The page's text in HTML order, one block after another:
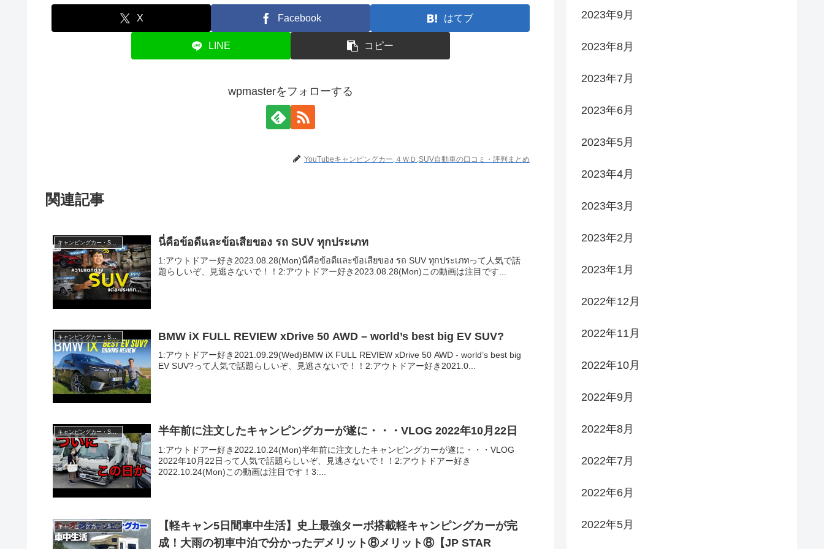
X Facebook はてブ
LINE コピー
wpmasterをフォローする
YouTubeキャンピングカー,４ＷＤ,SUV自動車の口コミ・評判まとめ
関連記事
キャンピングカー・SUV人気車種 นี่คือข้อดีและข้อเสียของ รถ SUV ทุกประเภท
1:アウトドアー好き2023.08.28(Mon)นี่คือข้อดีและข้อเสียของ รถ SUV ทุกประเภทって人気で話
題らしいぞ、見逃さないで！！2:アウトドアー好き2023.08.28(Mon)この動画は注目です...
キャンピングカー・SUV人気車種 BMW iX FULL REVIEW xDrive 50 AWD – world’s best big EV SUV?
1:アウトドアー好き2021.09.29(Wed)BMW iX FULL REVIEW xDrive 50 AWD - world’s best big
EV SUV?って人気で話題らしいぞ、見逃さないで！！2:アウトドアー好き2021.0...
半年前に注文したキャンピングカーが遂に・・・VLOG 2022年10月22日
1:アウトドアー好き2022.10.24(Mon)半年前に注文したキャンピングカーが遂に・・・VLOG
2022年10月22日って人気で話題らしいぞ、見逃さないで！！2:アウトドアー好き
2022.10.24(Mon)この動画は注目です！3:...
キャンピングカー・SUV人気車種
【軽キャン5日間車中生活】史上最強ターボ搭載軽キャンピングカーが完
成！大雨の初車中泊で分かったデメリット⑧メリット⑧【JP STAR
2023年9月
2023年8月
2023年7月
2023年6月
2023年5月
2023年4月
2023年3月
2023年2月
2023年1月
2022年12月
2022年11月
2022年10月
2022年9月
2022年8月
2022年7月
2022年6月
2022年5月